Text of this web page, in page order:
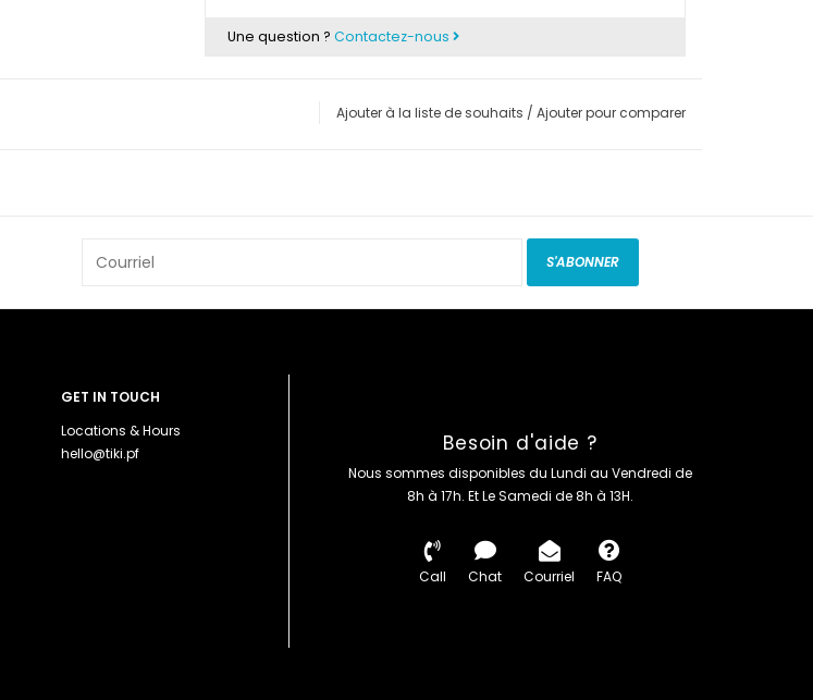
Une question ? Contactez-nous
Ajouter à la liste de souhaits / Ajouter pour comparer
S'ABONNER
GET IN TOUCH
Locations & Hours
hello@tiki.pf
Besoin d'aide ?
Nous sommes disponibles du Lundi au Vendredi de
8h à 17h. Et Le Samedi de 8h à 13H.
Call Chat Courriel FAQ